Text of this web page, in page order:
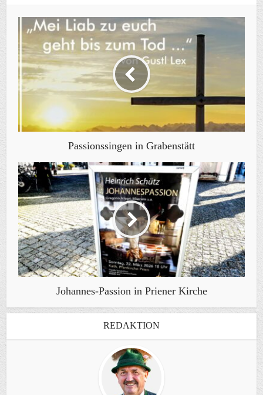
Passionssingen in Grabenstätt
Johannes-Passion in Priener Kirche
REDAKTION